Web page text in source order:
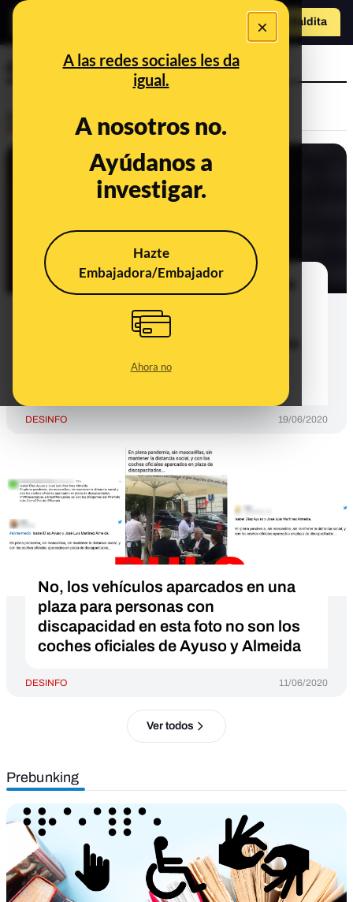
×
A las redes sociales les da
igual.
A nosotros no.
Ayúdanos a
investigar.
Hazte
Embajadora/Embajador
Ahora no
Hazte Maldit o
a
discapacitados
¿Qué sabemos de la supuesta frase
Echevarría sobre las personas
discapacitadas y "los padres que no
han mantenido la pureza antes del
DESINFO 19/06/2020
No, los vehículos aparcados en una
plaza para personas con
discapacidad en esta foto no son los
coches oficiales de Ayuso y Almeida
DESINFO 11/06/2020
Ver todos
Prebunking